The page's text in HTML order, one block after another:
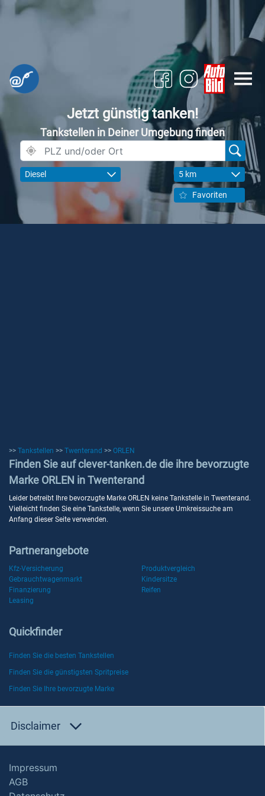
Jetzt günstig tanken!
Tankstellen in Deiner Umgebung finden
Diesel 5 km
Favoriten
>> Tankstellen >> Twenterand >> ORLEN
Finden Sie auf clever-tanken.de die ihre bevorzugte
Marke ORLEN in Twenterand
Leider betreibt Ihre bevorzugte Marke ORLEN keine Tankstelle in Twenterand.
Vielleicht finden Sie eine Tankstelle, wenn Sie unsere Umkreissuche am
Anfang dieser Seite verwenden.
Partnerangebote
Kfz-Versicherung
Produktvergleich
Gebrauchtwagenmarkt
Kindersitze
Finanzierung
Reifen
Leasing
Quickfinder
Finden Sie die besten Tankstellen
Finden Sie die günstigsten Spritpreise
Finden Sie Ihre bevorzugte Marke
Disclaimer
Impressum
AGB